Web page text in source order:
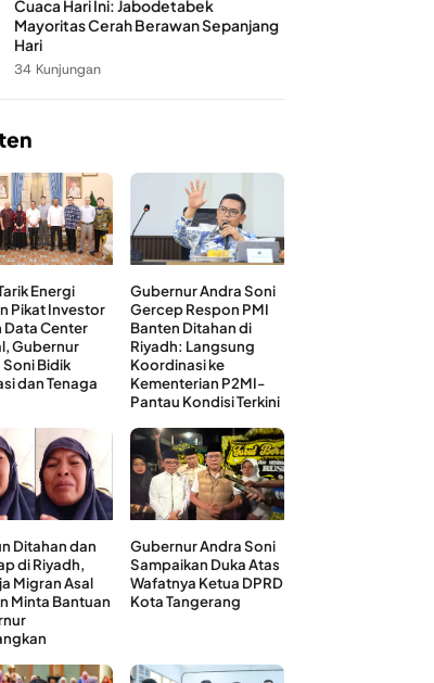
Cuaca Hari Ini: Jabodetabek
Mayoritas Cerah Berawan Sepanjang
Hari
34 Kunjungan
Energi
Pikat Investor
Data Center
Gubernur
Bidik
dan Tenaga
Gubernur Andra Soni
Gercep Respon PMI
Banten Ditahan di
Riyadh: Langsung
Koordinasi ke
Kementerian P2MI-
Pantau Kondisi Terkini
Ditahan dan
di Riyadh,
Migran Asal
Minta Bantuan
Gubernur Andra Soni
Sampaikan Duka Atas
Wafatnya Ketua DPRD
Kota Tangerang